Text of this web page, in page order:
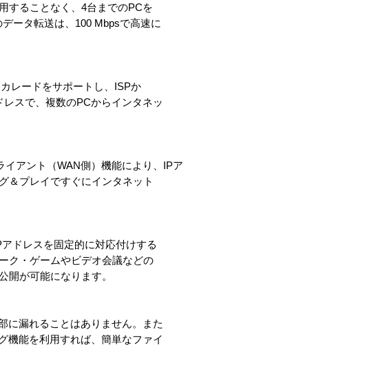
することなく、4台までのPCを
ータ転送は、100 Mbpsで高速に
レードをサポートし、ISPか
スで、複数のPCからインタネッ
アント（WAN側）機能により、IPア
＆プレイですぐにインタネット
ドレスを固定的に対応付けする
ク・ゲームやビデオ会議などの
開が可能になります。
に漏れることはありません。また
機能を利用すれば、簡単なファイ